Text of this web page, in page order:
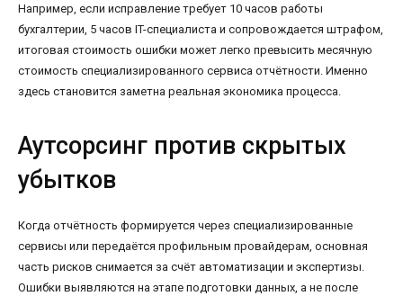
Например, если исправление требует 10 часов работы
бухгалтерии, 5 часов IT-специалиста и сопровождается штрафом,
итоговая стоимость ошибки может легко превысить месячную
стоимость специализированного сервиса отчётности. Именно
здесь становится заметна реальная экономика процесса.
Аутсорсинг против скрытых
убытков
Когда отчётность формируется через специализированные
сервисы или передаётся профильным провайдерам, основная
часть рисков снимается за счёт автоматизации и экспертизы.
Ошибки выявляются на этапе подготовки данных, а не после